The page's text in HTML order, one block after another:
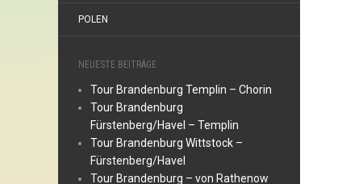
POLEN
NEUESTE BEITRÄGE
Tour Brandenburg Templin – Chorin
Tour Brandenburg
Fürstenberg/Havel – Templin
Tour Brandenburg Wittstock –
Fürstenberg/Havel
Tour Brandenburg – von Rathenow